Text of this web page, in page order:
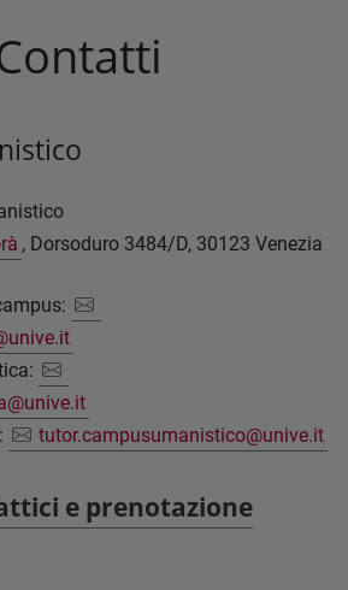
, Dorsoduro 3484/D, 30123 Venezia
tutor.campusumanistico@unive.it
e prenotazione